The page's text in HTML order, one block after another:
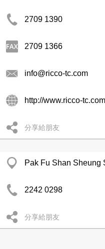
2709 1390
2709 1366
info@ricco-tc.com
http://www.ricco-tc.com
分享給朋友
Pak Fu Shan Sheung
2242 0298
分享給朋友